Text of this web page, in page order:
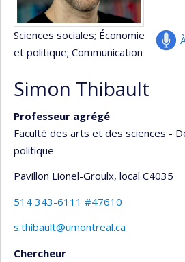
Sciences sociales; Économie
et politique; Communication
Simon Thibault
Professeur agrégé
Faculté des arts et des sciences -
politique
Pavillon Lionel-Groulx, local C4035
514 343-6111 #47610
s.thibault@umontreal.ca
Chercheur